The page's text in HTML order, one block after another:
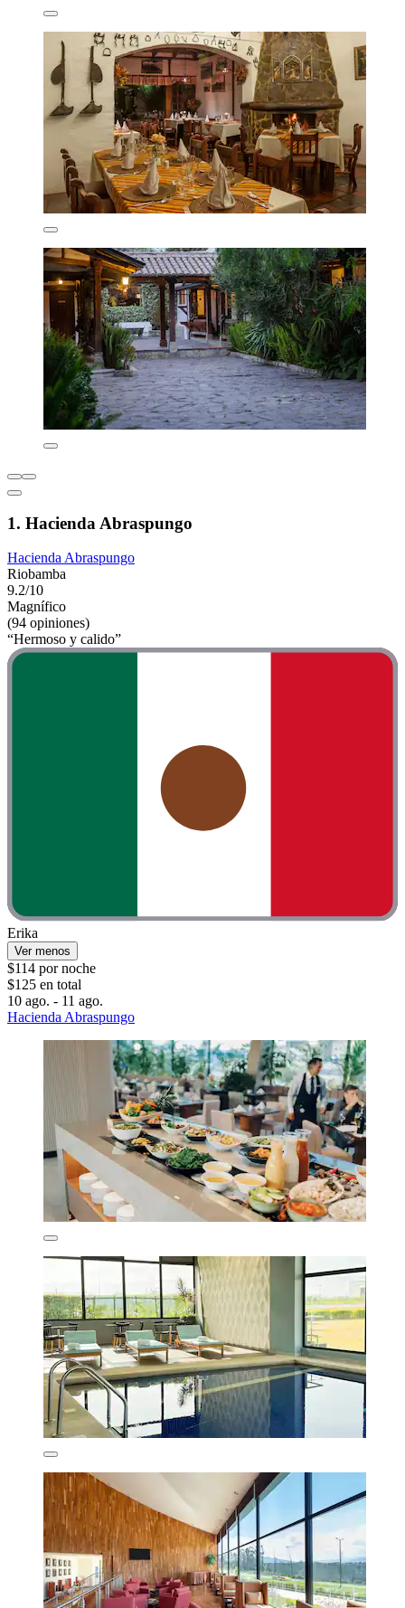
1. Hacienda Abraspungo
Hacienda Abraspungo
Riobamba
9.2/10
Magnífico
(94 opiniones)
“Hermoso y calido”
Erika
Ver menos
$114 por noche
$125 en total
10 ago. - 11 ago.
Hacienda Abraspungo